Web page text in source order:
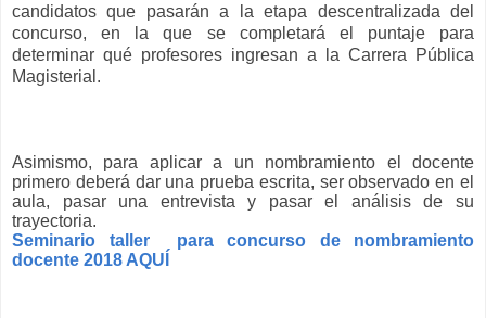
candidatos que pasarán a la etapa descentralizada del
concurso, en la que se completará el puntaje para
determinar qué profesores ingresan a la Carrera Pública
Magisterial.
Asimismo, para aplicar a un nombramiento el docente
primero deberá dar una prueba escrita, ser observado en el
aula, pasar una entrevista y pasar el análisis de su
trayectoria.
Seminario taller para concurso de nombramiento
docente 2018 AQUÍ